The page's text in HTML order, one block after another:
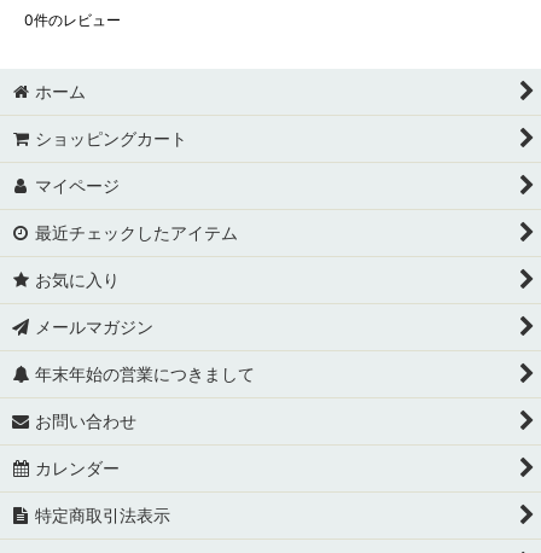
0件のレビュー
ホーム
ショッピングカート
マイページ
最近チェックしたアイテム
お気に入り
メールマガジン
年末年始の営業につきまして
お問い合わせ
カレンダー
特定商取引法表示